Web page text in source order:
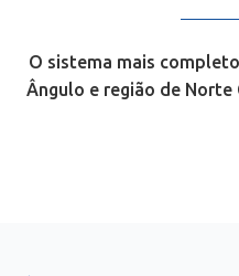
O sistema mais
Ângulo e região de Norte